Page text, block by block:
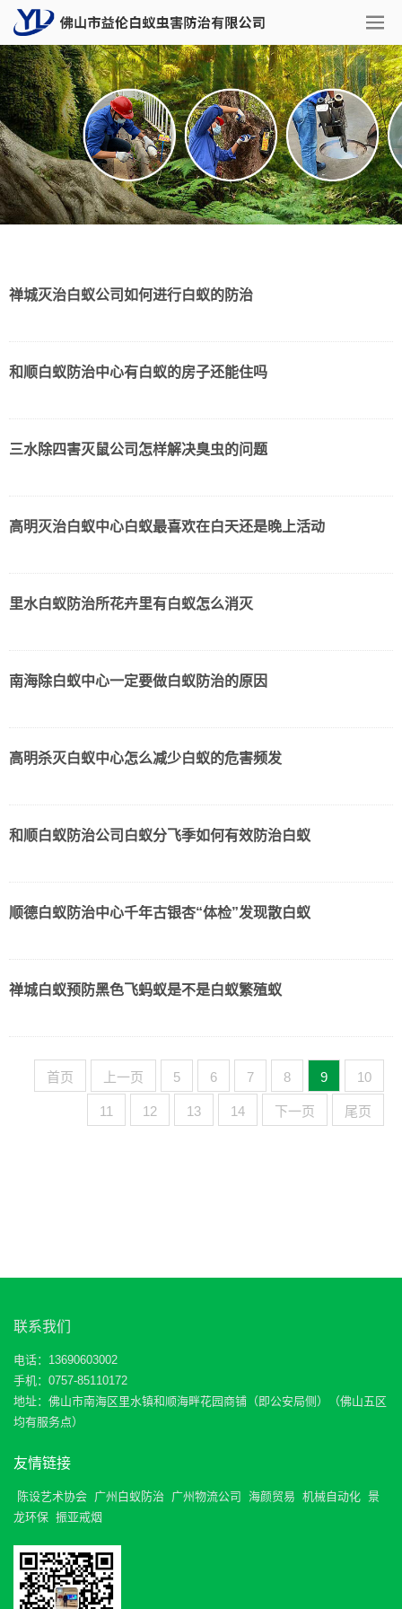
禅城灭治白蚁公司如何进行白蚁的防治
和顺白蚁防治中心有白蚁的房子还能住吗
三水除四害灭鼠公司怎样解决臭虫的问题
高明灭治白蚁中心白蚁最喜欢在白天还是晚上活动
里水白蚁防治所花卉里有白蚁怎么消灭
南海除白蚁中心一定要做白蚁防治的原因
高明杀灭白蚁中心怎么减少白蚁的危害频发
和顺白蚁防治公司白蚁分飞季如何有效防治白蚁
顺德白蚁防治中心千年古银杏“体检”发现散白蚁
禅城白蚁预防黑色飞蚂蚁是不是白蚁繁殖蚁
首页 上一页 5 6 7 8 9 10
11 12 13 14 下一页 尾页
联系我们
电话：13690603002
手机：0757-85110172
地址：佛山市南海区里水镇和顺海畔花园商铺（即公安局侧）（佛山五区
均有服务点）
友情链接
陈设艺术协会 广州白蚁防治 广州物流公司 海颜贸易 机械自动化 景
龙环保 振亚戒烟